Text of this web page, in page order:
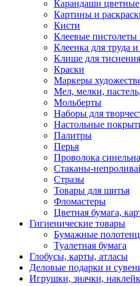
Карандаши цветные
Картины и
Кисти
Клеевые пистолеты
Клеенка для труда и
Клише для тиснения
Краски
Маркеры
Мел, мелки,
Мольберты
Наборы для
Настольные
Палитры
Перья
Проволока
Стаканы-
Стразы
Товары для шитья
Фломастеры
Цветная бумага,
Гигиенические товары
Бумажные
Туалетная бумага
Глобусы, карты, атласы
Деловые подарки и
Игрушки, значки,